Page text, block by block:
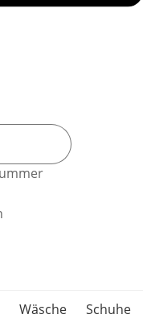
Wäsche Schuhe